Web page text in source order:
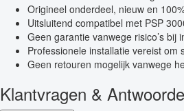
Origineel onderdeel, nieuw en
Uitsluitend compatibel met PSP
Geen garantie vanwege risico’s bij
Professionele installatie vereist om
Geen retouren mogelijk vanwege
Klantvragen &